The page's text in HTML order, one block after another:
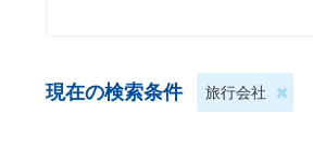
現在の検索条件 旅行会社